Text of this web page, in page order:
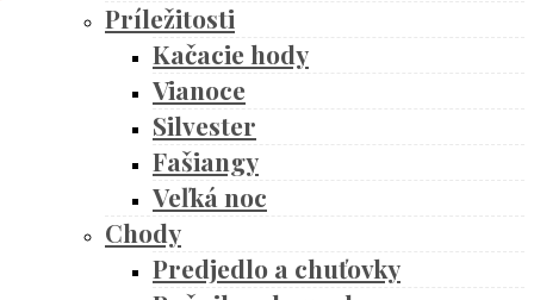
Príležitosti
Kačacie hody
Vianoce
Silvester
Fašiangy
Veľká noc
Chody
Predjedlo a chuťovky